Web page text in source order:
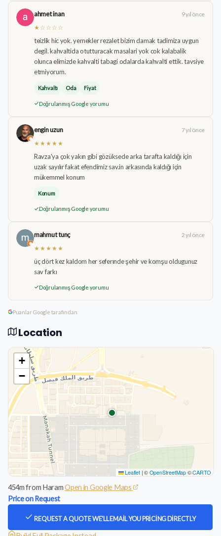
ahmet inan
9 yıl önce
★☆☆☆☆
teizlik hic yok. yemekler rezalet bizim damak tadimiza uygun
degil. kahvaltida otutturacak masalari yok cok kalabalik
olunca elimizde kahvalti tabagi odalarda kahvalti ettik. tavsiye
etmiyorum.
Kahvaltı Oda Fiyat
Doğrulanmış Google yorumu
engin uzun
7 yıl önce
★★★★★
Ravza'ya çok yakın gibi gözüksede arka tarafta kaldığı için
uzak sayılır fakat efendimiz sav.in arkasında kaldığı için
mükemmel konum
Konum
Doğrulanmış Google yorumu
mahmut tunç
2 yıl önce
★★★★★
üç dört kez kaldom her seferınde şehir ve komşu oldugunuz
sav farkı
Doğrulanmış Google yorumu
Puanlar Google tarafından
Location
+
−
Leaflet |©OpenStreetMap©CARTO
454m from HaramOpen in Google Maps
Price on Request
REQUEST A QUOTEWE'LL EMAIL YOU PRICING DIRECTLY